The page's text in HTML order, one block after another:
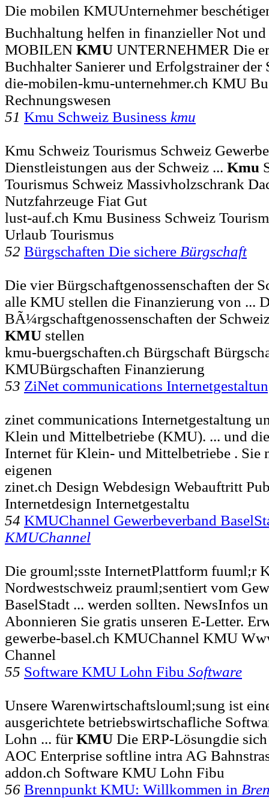
Die mobilen KMUUnternehmer
Buchhaltung helfen in finanzieller Not
MOBILEN KMU UNTERNEHMER Die
Buchhalter Sanierer und Erfolgstrainer der
die-mobilen-kmu-unternehmer.ch KMU
Rechnungswesen
51 Kmu Schweiz Business kmu
Kmu Schweiz Tourismus Schweiz
Dienstleistungen aus der Schweiz ... Kmu
Tourismus Schweiz Massivholzschrank
Nutzfahrzeuge Fiat Gut
lust-auf.ch Kmu Business Schweiz
Urlaub Tourismus
52 Bürgschaften Die sichere Bürgschaft
Die vier Bürgschaftgenossenschaften der
alle KMU stellen die Finanzierung von ...
BÃ¼rgschaftgenossenschaften der
KMU stellen
kmu-buergschaften.ch Bürgschaft
KMUBürgschaften Finanzierung
53 ZiNet communications
zinet communications Internetgestaltung
Klein und Mittelbetriebe (KMU). ... und
Internet für Klein- und Mittelbetriebe . Sie
eigenen
zinet.ch Design Webdesign Webauftritt
Internetdesign Internetgestaltu
54 KMUChannel Gewerbeverband
KMUChannel
Die grouml;sste InternetPlattform fuuml;r
Nordwestschweiz prauml;sentiert vom
BaselStadt ... werden sollten. NewsInfos
Abonnieren Sie gratis unseren E-Letter.
gewerbe-basel.ch KMUChannel KMU
Channel
55 Software KMU Lohn Fibu Software
Unsere Warenwirtschaftslouml;sung ist
ausgerichtete betriebswirtschafliche
Lohn ... fürKMU Die ERP-Lösungdie
AOC Enterprise softline intra AG
addon.ch Software KMU Lohn Fibu
56 Brennpunkt KMU: Willkommen in